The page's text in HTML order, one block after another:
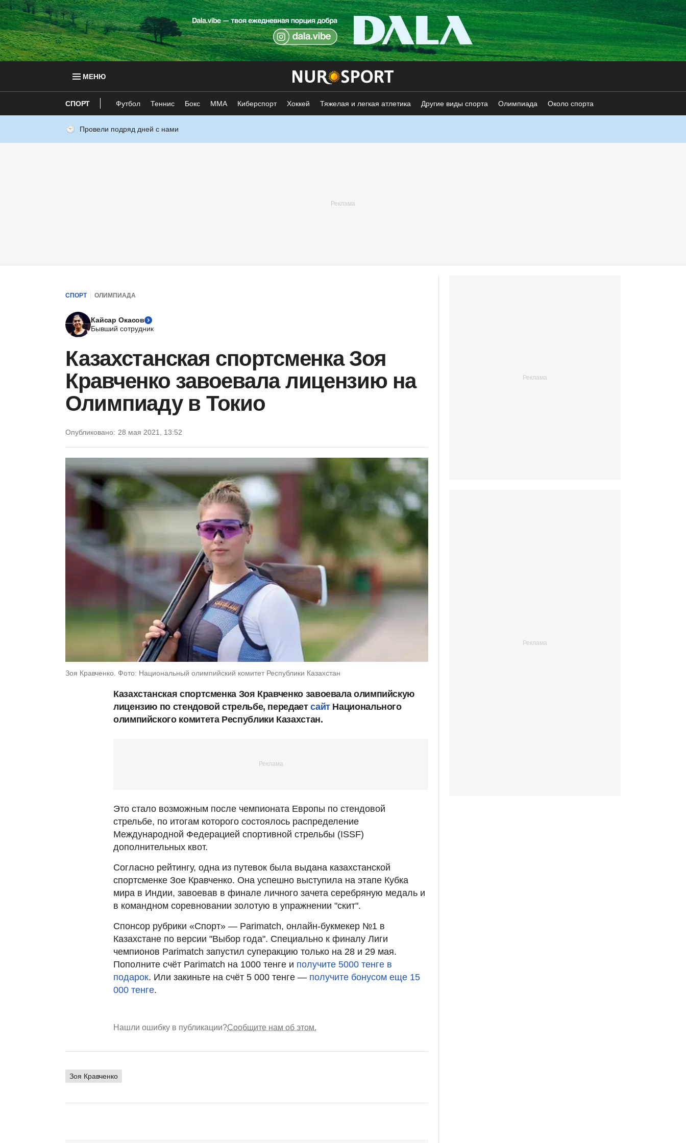
МЕНЮ
СПОРТ Футбол Теннис Бокс ММА Киберспорт Хоккей Тяжелая и легкая атлетика Другие виды спорта Олимпиада Около спорта
Провели подряд дней с нами
СПОРТ ОЛИМПИАДА
Кайсар Окасов
Бывший сотрудник
Казахстанская спортсменка Зоя
Кравченко завоевала лицензию на
Олимпиаду в Токио
Опубликовано: 28 мая 2021, 13:52
Зоя Кравченко. Фото: Национальный олимпийский комитет Республики Казахстан
Казахстанская спортсменка Зоя Кравченко завоевала олимпийскую
лицензию по стендовой стрельбе, передаетсайтНационального
олимпийского комитета Республики Казахстан.
Это стало возможным после чемпионата Европы по стендовой
стрельбе, по итогам которого состоялось распределение
Международной Федерацией спортивной стрельбы (ISSF)
дополнительных квот.
Согласно рейтингу, одна из путевок была выдана казахстанской
спортсменке Зое Кравченко. Она успешно выступила на этапе Кубка
мира в Индии, завоевав в финале личного зачета серебряную медаль и
в командном соревновании золотую в упражнении "скит".
Спонсор рубрики «Спорт» — Parimatch, онлайн-букмекер №1 в
Казахстане по версии "Выбор года". Специально к финалу Лиги
чемпионов Parimatch запустил суперакцию только на 28 и 29 мая.
Пополните счёт Parimatch на 1000 тенге и получите 5000 тенге в
подарок. Или закиньте на счёт 5 000 тенге — получите бонусом еще 15
000 тенге.
Нашли ошибку в публикации?Сообщите нам об этом.
Зоя Кравченко